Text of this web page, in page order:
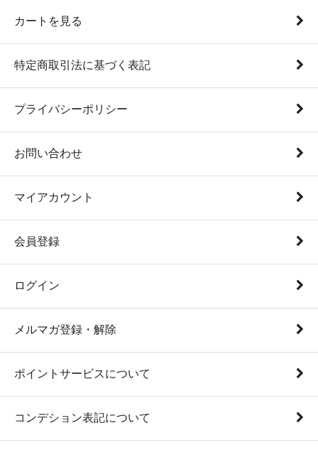
カートを見る
特定商取引法に基づく表記
プライバシーポリシー
お問い合わせ
マイアカウント
会員登録
ログイン
メルマガ登録・解除
ポイントサービスについて
コンデション表記について